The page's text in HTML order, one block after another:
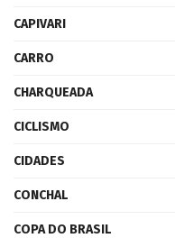
CAPIVARI
CARRO
CHARQUEADA
CICLISMO
CIDADES
CONCHAL
COPA DO BRASIL